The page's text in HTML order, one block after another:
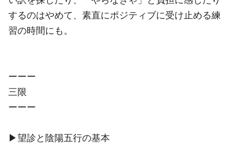
するのはやめて、素直にポジティブに受け止める練
習の時間にも。
ーーー
三限
ーーー
▶︎望診と陰陽五行の基本